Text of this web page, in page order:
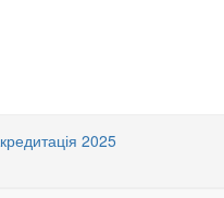
та біохімія 2025 N15658
зустріч з експертами
2025